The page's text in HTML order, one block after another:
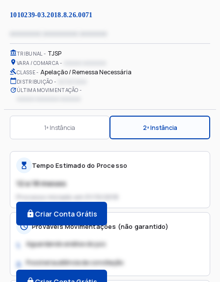
1010239-03.2018.8.26.0071
TRIBUNAL TJSP
VARA / COMARCA
CLASSE Apelação / Remessa Necessária
DISTRIBUIÇÃO
ÚLTIMA MOVIMENTAÇÃO
1ª Instância 2ª Instância
Tempo Estimado do Processo
12 a 18 meses
Processo iniciado em
Criar Conta Grátis
Prováveis Movimentações (não garantido)
1. Aguardando análise do juiz
2. Possível audiência de conciliação